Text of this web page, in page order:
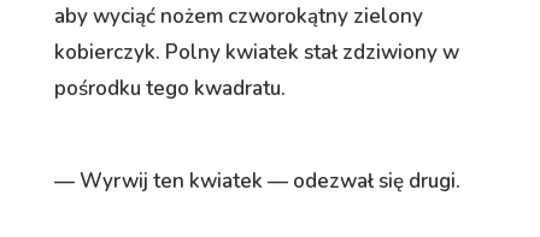
aby wyciąć nożem czworokątny zielony
kobierczyk. Polny kwiatek stał zdziwiony w
pośrodku tego kwadratu.
— Wyrwij ten kwiatek — odezwał się drugi.